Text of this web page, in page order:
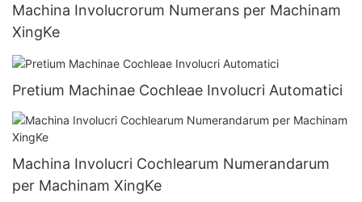
Machina Involucrorum Numerans per Machinam
XingKe
Pretium Machinae Cochleae Involucri Automatici
Machina Involucri Cochlearum Numerandarum
per Machinam XingKe